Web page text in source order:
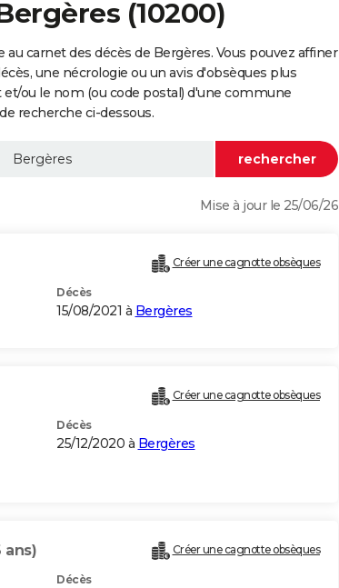
(10200)
carnet des décès de Bergères. Vous pouvez affiner
une nécrologie ou un avis d'obsèques plus
ou le nom (ou code postal) d'une commune
recherche ci-dessous.
Mise à jour le 25/06/26
Créer une cagnotte obsèques
Décès
15/08/2021 à Bergères
Créer une cagnotte obsèques
Décès
25/12/2020 à Bergères
ans) Créer une cagnotte obsèques
Décès